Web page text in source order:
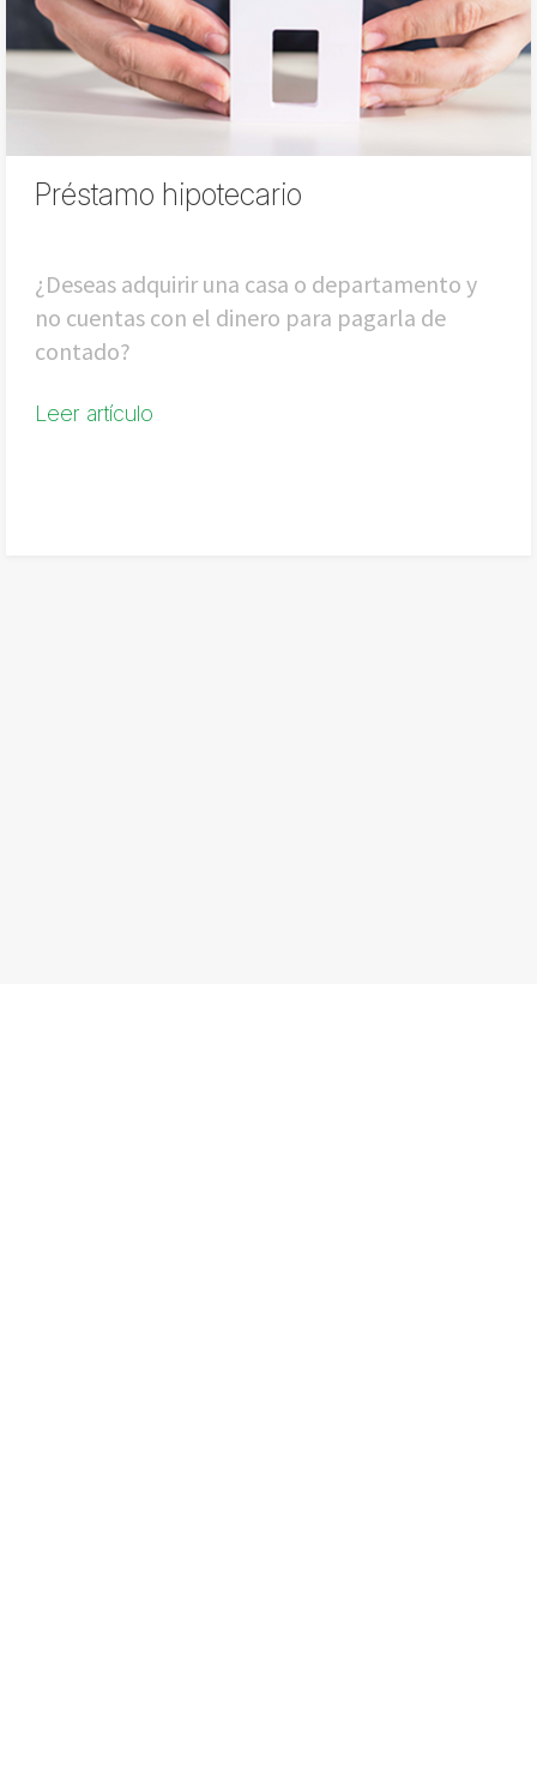
Préstamo hipotecario
¿Deseas adquirir una casa o departamento y
no cuentas con el dinero para pagarla de
contado?
Leer artículo